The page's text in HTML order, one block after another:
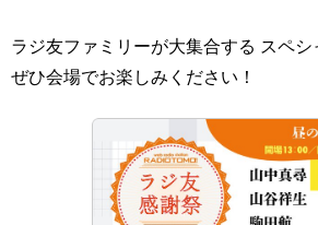
ラジ友ファミリーが大集合する スペシ
ぜひ会場でお楽しみください！